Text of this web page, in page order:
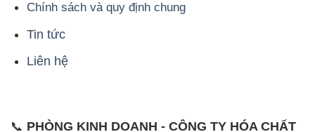
📞
PHÒNG KINH DOANH - CÔNG TY HÓA CHẤT
ĐẮC TRƯỜNG PHÁT